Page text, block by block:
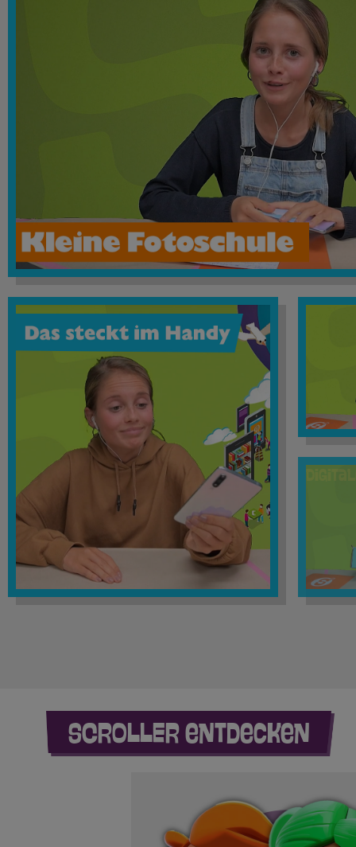
SCROLLER entdecken